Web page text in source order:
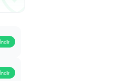
İndir
İndir